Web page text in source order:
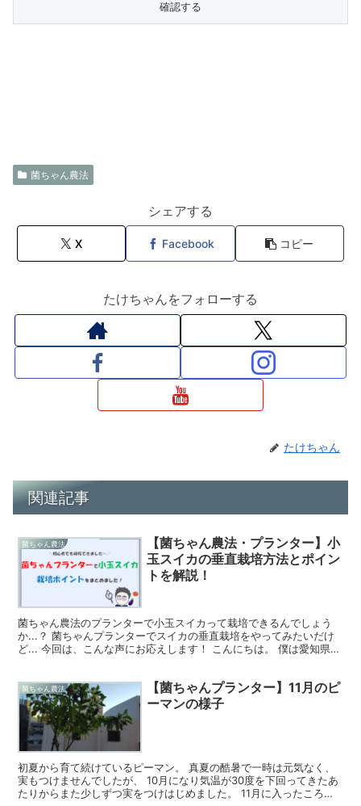
菌ちゃん農法
シェアする
X Facebook コピー
たけちゃんをフォローする
たけちゃん
関連記事
菌ちゃん農法
【菌ちゃん農法・プランター】小
玉スイカの垂直栽培方法とポイン
トを解説！
菌ちゃん農法のプランターで小玉スイカって栽培できるんでしょう
か...？ 菌ちゃんプランターでスイカの垂直栽培をやってみたいだけ
ど... 今回は、こんな声にお応えします！ こんにちは。 僕は愛知県の
菌ちゃん農法
【菌ちゃんプランター】11月のピ
ーマンの様子
初夏から育て続けているピーマン。 真夏の酷暑で一時は元気なく、
実もつけませんでしたが、 10月になり気温が30度を下回ってきたあ
たりからまた少しずつ実をつけはじめました。 11月に入ったころの